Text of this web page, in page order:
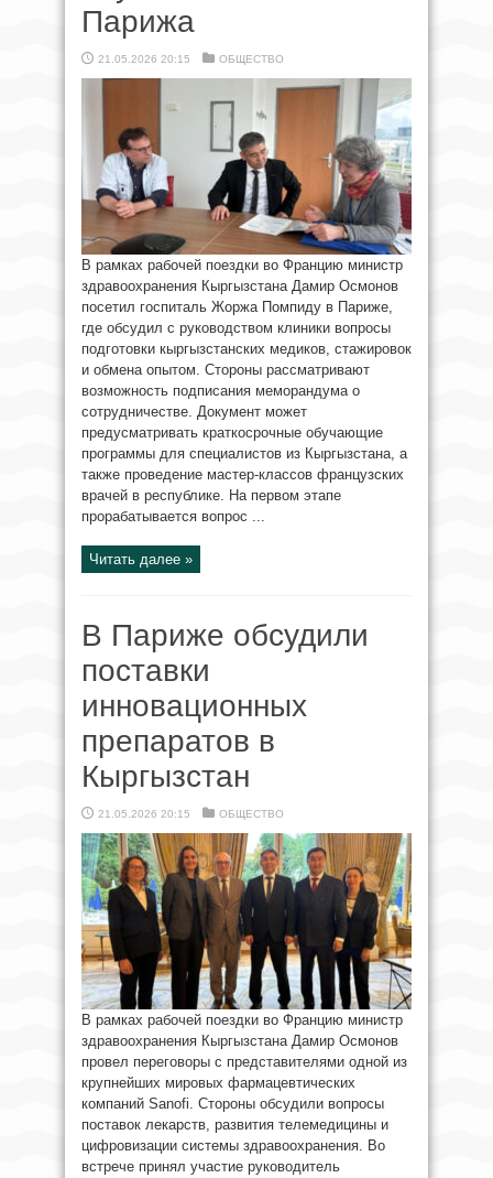
Парижа
21.05.2026 20:15 ОБЩЕСТВО
В рамках рабочей поездки во Францию министр
здравоохранения Кыргызстана Дамир Осмонов
посетил госпиталь Жоржа Помпиду в Париже,
где обсудил с руководством клиники вопросы
подготовки кыргызстанских медиков, стажировок
и обмена опытом. Стороны рассматривают
возможность подписания меморандума о
сотрудничестве. Документ может
предусматривать краткосрочные обучающие
программы для специалистов из Кыргызстана, а
также проведение мастер-классов французских
врачей в республике. На первом этапе
прорабатывается вопрос ...
Читать далее »
В Париже обсудили
поставки
инновационных
препаратов в
Кыргызстан
21.05.2026 20:15 ОБЩЕСТВО
В рамках рабочей поездки во Францию министр
здравоохранения Кыргызстана Дамир Осмонов
провел переговоры с представителями одной из
крупнейших мировых фармацевтических
компаний Sanofi. Стороны обсудили вопросы
поставок лекарств, развития телемедицины и
цифровизации системы здравоохранения. Во
встрече принял участие руководитель